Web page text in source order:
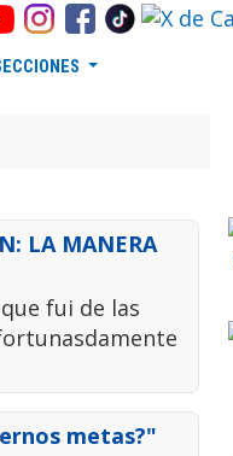
LA MANERA
fui de las
metas?"